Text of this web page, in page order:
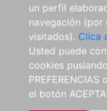
un perfil
navegación (por
visitados). Clica
Usted puede
cookies
el botón